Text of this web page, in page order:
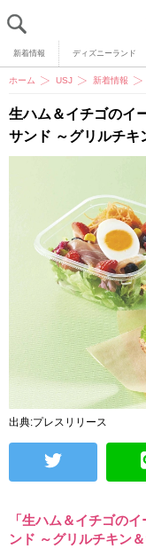
新着情報 ディズニーランド
ホーム USJ 新着情報
生ハム＆イチゴのイ
サンド ～グリルチキ
出典:プレスリリース
「生ハム＆イチゴの
ンド ～グリルチキン